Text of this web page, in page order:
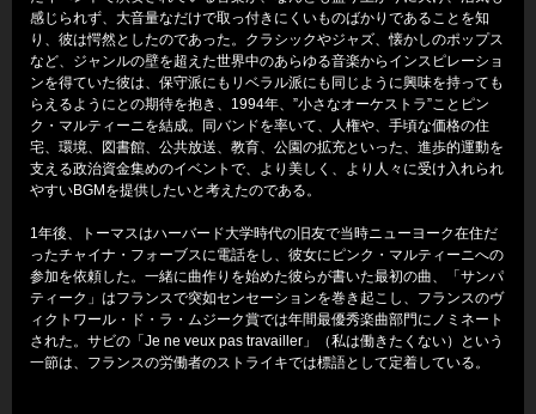
感じられず、大音量なだけで取っ付きにくいものばかりであることを知
り、彼は愕然としたのであった。クラシックやジャズ、懐かしのポップス
など、ジャンルの壁を超えた世界中のあらゆる音楽からインスピレーショ
ンを得ていた彼は、保守派にもリベラル派にも同じように興味を持っても
らえるようにとの期待を抱き、1994年、”小さなオーケストラ”ことピン
ク・マルティーニを結成。同バンドを率いて、人権や、手頃な価格の住
宅、環境、図書館、公共放送、教育、公園の拡充といった、進歩的運動を
支える政治資金集めのイベントで、より美しく、より人々に受け入れられ
やすいBGMを提供したいと考えたのである。
1年後、トーマスはハーバード大学時代の旧友で当時ニューヨーク在住だ
ったチャイナ・フォーブスに電話をし、彼女にピンク・マルティーニへの
参加を依頼した。一緒に曲作りを始めた彼らが書いた最初の曲、「サンパ
ティーク」はフランスで突如センセーションを巻き起こし、フランスのヴ
ィクトワール・ド・ラ・ムジーク賞では年間最優秀楽曲部門にノミネート
された。サビの「Je ne veux pas travailler」（私は働きたくない）という
一節は、フランスの労働者のストライキでは標語として定着している。